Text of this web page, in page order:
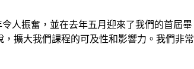
人振奮，並在去年五月迎來了我們的首屆畢
擴大我們課程的可及性和影響力。我們非常